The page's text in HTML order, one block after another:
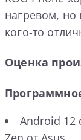
нагревом, но
кого-то
Оценка
Android 12